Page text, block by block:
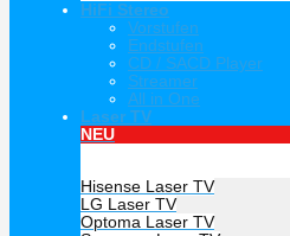
HiFi Stereo
Vorstufen
Endstufen
CD / SACD Player
Streamer
All in One
Laser TV
NEU
Hisense Laser TV
LG Laser TV
Optoma Laser TV